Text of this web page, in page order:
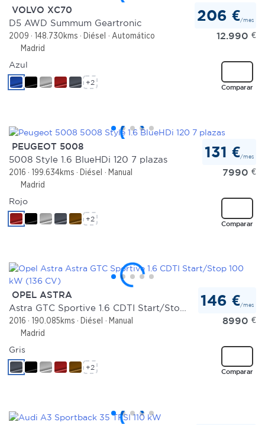
VOLVO XC70
D5 AWD Summum Geartronic
2009 148.730kms Diésel
Automático
Madrid
206 €/mes
12.990 €
Comparar
Azul
+2
PEUGEOT 5008
5008 Style 1.6 BlueHDi 120 7 plazas
2016 199.634kms Diésel
Manual
Madrid
131 €/mes
7990 €
Comparar
Rojo
+2
OPEL ASTRA
2016 190.085kms Diésel
Manual
Madrid
146 €/mes
8990 €
Comparar
Gris
+2